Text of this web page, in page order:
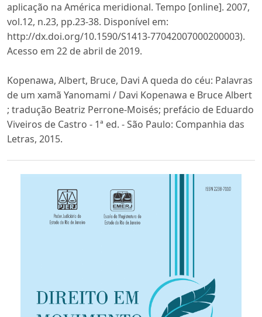
aplicação na América meridional. Tempo [online]. 2007,
vol.12, n.23, pp.23-38. Disponível em:
http://dx.doi.org/10.1590/S1413-77042007000200003).
Acesso em 22 de abril de 2019.
Kopenawa, Albert, Bruce, Davi A queda do céu: Palavras
de um xamã Yanomami / Davi Kopenawa e Bruce Albert
; tradução Beatriz Perrone-Moisés; prefácio de Eduardo
Viveiros de Castro - 1ª ed. - São Paulo: Companhia das
Letras, 2015.